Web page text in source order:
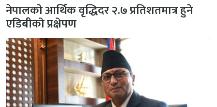
नेपालकाे आर्थिक वृद्धिदर २.७ प्रतिशतमात्र हुने
एडिबीकाे प्रक्षेपण